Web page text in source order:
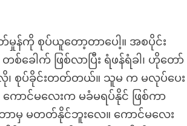
န်ကို စုပ်ယူတော့တာပေါ့။ အစပိုင်း
ါက် ဖြစ်လာပြီး ရံဖန်ရံခါ၊ ဟိုတော်
၊ စုပ်ခိုင်းတတ်တယ်။ သူမ က မလုပ်ပေး
ာင်မလေးက မခံမရပ်နိုင် ဖြစ်ကာ
မှ မတတ်နိုင်ဘူးလေ။ ကောင်မလေး